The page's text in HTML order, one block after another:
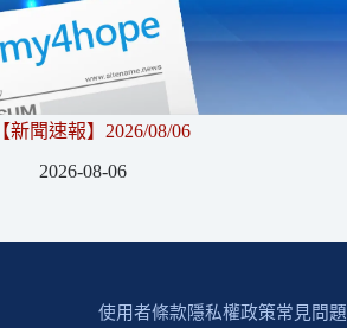
【新聞速報】2026/08/06
2026-08-06
使用者條款隱私權政策常見問題